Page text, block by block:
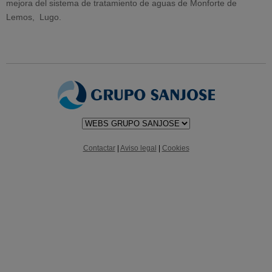
mejora del sistema de tratamiento de aguas de Monforte de
Lemos, Lugo.
Contactar| Aviso legal Cookies